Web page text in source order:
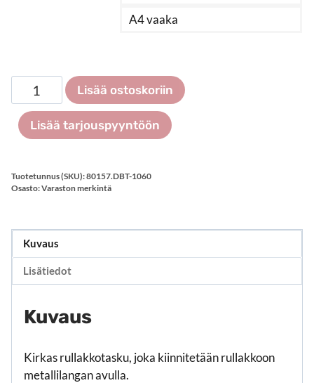
A4 vaaka
Rullakkotasku
metallilangalla,
100
kpl
Lisää ostoskoriin
Lisää tarjouspyyntöön
Tuotetunnus (SKU):80157.DBT-1060
Osasto:Varaston merkintä
Kuvaus
Lisätiedot
Kuvaus
Kirkas rullakkotasku, joka kiinnitetään rullakkoon
metallilangan avulla.